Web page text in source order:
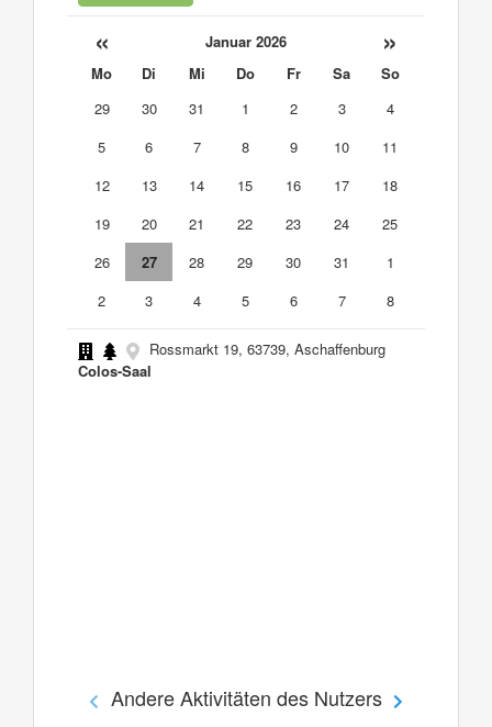
« Januar 2026 »
Mo Di Mi Do Fr Sa
So
29
30 31 1 2 3
4
5
6 7 8 9 10
11
12
13 14 15 16 17
18
19
20 21 22 23 24
25
26
27 28 29 30 31
1
2
3 4 5 6 7 8
Rossmarkt 19, 63739, Aschaffenburg
Colos-Saal
Andere Aktivitäten des Nutzers